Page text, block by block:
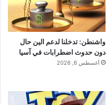
واشنطن: تدخلنا لدعم الين حال
دون حدوث اضطرابات في آسيا
أغسطس 6, 2026